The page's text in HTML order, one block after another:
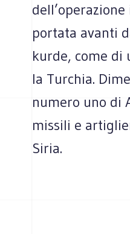
portata avanti
kurde, come di
la Turchia.
numero uno di
missili e
Siria.